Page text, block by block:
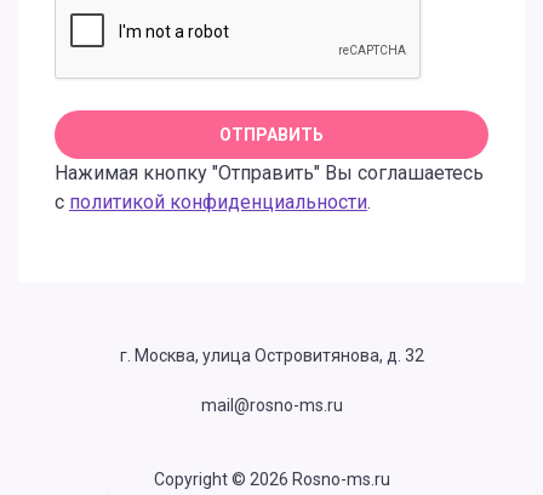
Нажимая кнопку "Отправить" Вы соглашаетесь
с политикой конфиденциальности.
г. Москва, улица Островитянова, д. 32
mail@rosno-ms.ru
Copyright © 2026 Rosno-ms.ru